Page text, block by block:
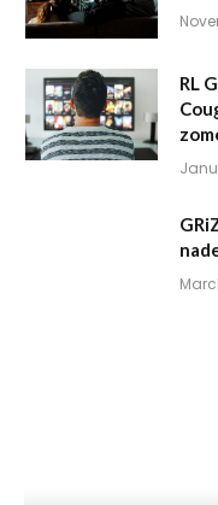
RL